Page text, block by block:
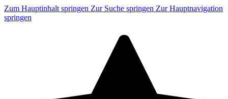
Zum Hauptinhalt springen Zur Suche springen Zur Hauptnavigation
springen